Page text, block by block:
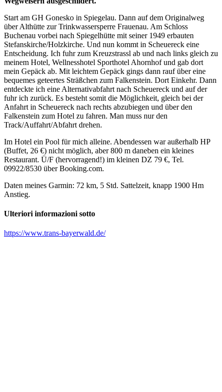
Start am GH Gonesko in Spiegelau. Dann auf dem Originalweg
über Althütte zur Trinkwassersperre Frauenau. Am Schloss
Buchenau vorbei nach Spiegelhütte mit seiner 1949 erbauten
Stefanskirche/Holzkirche. Und nun kommt in Scheuereck eine
Entscheidung. Ich fuhr zum Kreuzstrassl ab und nach links gleich zu
meinem Hotel, Wellnesshotel Sporthotel Ahornhof und gab dort
mein Gepäck ab. Mit leichtem Gepäck gings dann rauf über eine
bequemes geteertes Sträßchen zum Falkenstein. Dort Einkehr. Dann
entdeckte ich eine Alternativabfahrt nach Scheuereck und auf der
fuhr ich zurück. Es besteht somit die Möglichkeit, gleich bei der
Anfahrt in Scheuereck nach rechts abzubiegen und über den
Falkenstein zum Hotel zu fahren. Man muss nur den
Track/Auffahrt/Abfahrt drehen.
Im Hotel ein Pool für mich alleine. Abendessen war außerhalb HP
(Buffet, 26 €) nicht möglich, aber 800 m daneben ein kleines
Restaurant. Ü/F (hervorragend!) im kleinen DZ 79 €, Tel.
09922/8530 über Booking.com.
Daten meines Garmin: 72 km, 5 Std. Sattelzeit, knapp 1900 Hm
Anstieg.
Ulteriori informazioni sotto
https://www.trans-bayerwald.de/